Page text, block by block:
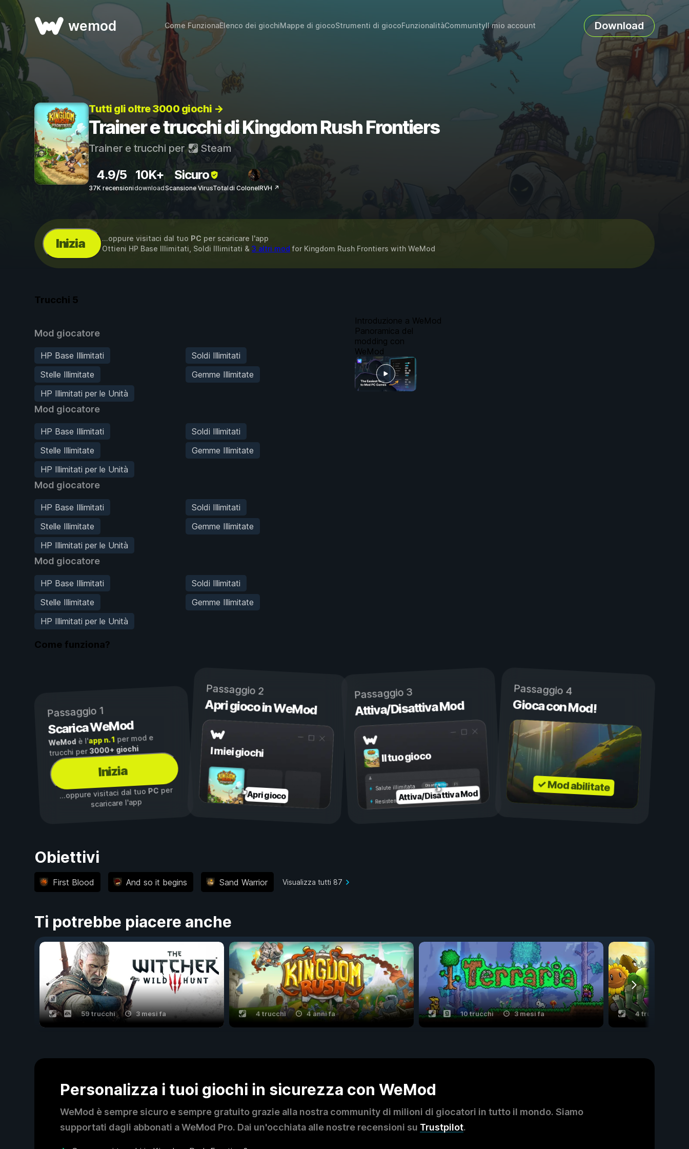
wemod Come FunzionaElenco dei giochiMappe di giocoStrumenti di giocoFunzionalitàCommunityIl mio account Download
Tutti gli oltre 3000 giochi →
Trainer e trucchi di Kingdom Rush Frontiers
Trainer e trucchi per Steam
4.9/5
37K recensioni
10K+
download
Sicuro
Scansione VirusTotaldi ColonelRVH ↗
Inizia ...oppure visitaci dal tuo PC per scaricare l'app
Ottieni HP Base Illimitati, Soldi Illimitati & 3 altri mod for Kingdom Rush Frontiers with WeMod
Trucchi 5
Mod giocatore
HP Base Illimitati
Soldi Illimitati
Stelle Illimitate
Gemme Illimitate
HP Illimitati per le Unità
Mod giocatore
HP Base Illimitati
Soldi Illimitati
Stelle Illimitate
Gemme Illimitate
HP Illimitati per le Unità
Mod giocatore
HP Base Illimitati
Soldi Illimitati
Stelle Illimitate
Gemme Illimitate
HP Illimitati per le Unità
Mod giocatore
HP Base Illimitati
Soldi Illimitati
Stelle Illimitate
Gemme Illimitate
HP Illimitati per le Unità
Introduzione a WeMod
Panoramica del
modding con
WeMod
Come funziona?
Passaggio 1
Scarica WeMod
WeMod è l'app n. 1per mod e
trucchi per3000+ giochi
Inizia
...oppure visitaci dal tuo PCper
scaricare l'app
Passaggio 2
Apri gioco in WeMod
I miei giochi
Apri gioco
Passaggio 3
Attiva/Disattiva Mod
Il tuo gioco
Attivo
Disattivo
Salute illimitata
Resistenza illimitata
Attiva/Disattiva Mod
Passaggio 4
Gioca con Mod!
✓ Mod abilitate
Obiettivi
First Blood And so it begins Sand Warrior Visualizza tutti 87
Ti potrebbe piacere anche
59 trucchi 3 mesi fa 4 trucchi 4 anni fa 10 trucchi 3 mesi fa 4 trucchi
Personalizza i tuoi giochi in sicurezza con WeMod
WeMod è sempre sicuro e sempre gratuito grazie alla nostra community di milioni di giocatori in tutto il mondo. Siamo
supportati dagli abbonati a WeMod Pro. Dai un'occhiata alle nostre recensioni su Trustpilot.